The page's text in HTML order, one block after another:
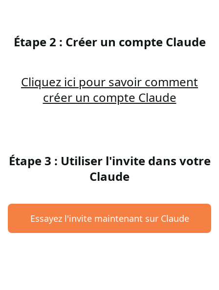
Étape 2 : Créer un compte Claude
Cliquez ici pour savoir comment
créer un compte Claude
Étape 3 : Utiliser l'invite dans votre
Claude
Essayez l'invite maintenant sur Claude